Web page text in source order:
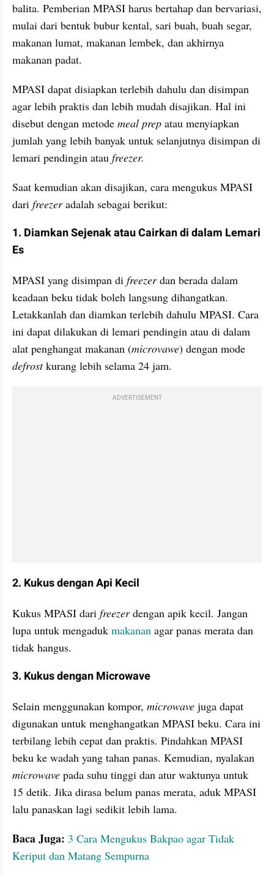
balita. Pemberian MPASI harus bertahap dan bervariasi,
mulai dari bentuk bubur kental, sari buah, buah segar,
makanan lumat, makanan lembek, dan akhirnya
makanan padat.
MPASI dapat disiapkan terlebih dahulu dan disimpan
agar lebih praktis dan lebih mudah disajikan. Hal ini
disebut dengan metode meal prep atau menyiapkan
jumlah yang lebih banyak untuk selanjutnya disimpan di
lemari pendingin atau freezer.
Saat kemudian akan disajikan, cara mengukus MPASI
dari freezer adalah sebagai berikut:
1. Diamkan Sejenak atau Cairkan di dalam Lemari
Es
MPASI yang disimpan di freezer dan berada dalam
keadaan beku tidak boleh langsung dihangatkan.
Letakkanlah dan diamkan terlebih dahulu MPASI. Cara
ini dapat dilakukan di lemari pendingin atau di dalam
alat penghangat makanan (microvawe
defrost kurang lebih selama 24 jam.
ADVERTISEMENT
2. Kukus dengan Api Kecil
Kukus MPASI dari freezer dengan apik kecil. Jangan
lupa untuk mengaduk makanan agar panas merata dan
tidak hangus.
3. Kukus dengan Microwave
Selain menggunakan kompor, microwave juga dapat
digunakan untuk menghangatkan MPASI beku. Cara ini
terbilang lebih cepat dan praktis. Pindahkan MPASI
microwave pada suhu tinggi dan atur waktunya untuk
15 detik. Jika dirasa belum panas merata, aduk MPASI
lalu panaskan lagi sedikit lebih lama.
Baca Juga: 3 Cara Mengukus Bakpao agar Tidak
Keriput dan Matang Sempurna